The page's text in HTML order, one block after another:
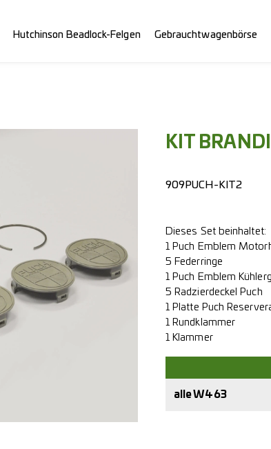
Hutchinson Beadlock-Felgen Gebrauchtwagenbörse
KIT
909PUCH-KIT2
Dieses Set beinhaltet:
1 Puch Emblem
5 Federringe
1 Puch Emblem
5 Radzierdeckel Puch
1 Platte Puch
1 Rundklammer
1 Klammer
alle W463